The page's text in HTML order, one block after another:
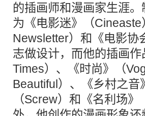
的插画师和漫画家生涯
为《电影迷》（
Newsletter）和《电影协
志做设计，而他的插画
Times）、《时尚》（
Beautiful）、《乡村之
（Screw）和《名利场